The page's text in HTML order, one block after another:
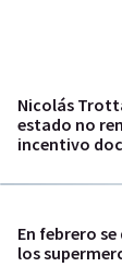
Nicolás
estado no
incentivo
En febrero
los